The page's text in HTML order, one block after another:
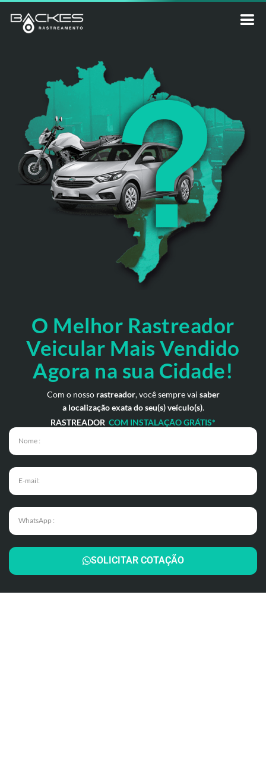
O Melhor Rastreador
Veicular Mais Vendido
Agora na sua Cidade!
Com o nosso rastreador, você sempre vai saber
a localização exata do seu(s) veículo(s).
RASTREADOR COM INSTALAÇÃO GRÁTIS*
SOLICITAR COTAÇÃO